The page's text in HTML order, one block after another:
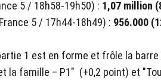
5 / 18h58-19h50) : 1,07 million
5 / 17h44-18h49) : 956.000
1 est en forme et frôle la barre
la famille – P1" (+0,2 point) et